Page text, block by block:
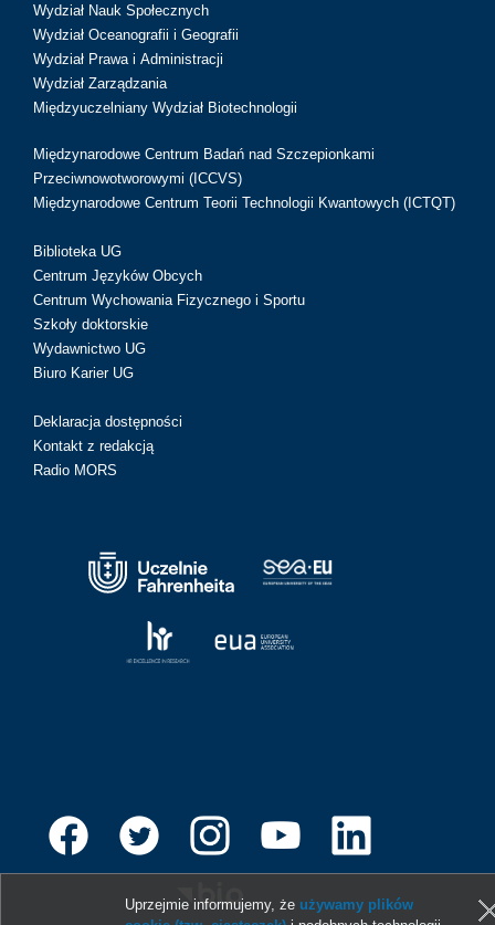
Wydział Nauk Społecznych
Wydział Oceanografii i Geografii
Wydział Prawa i Administracji
Wydział Zarządzania
Międzyuczelniany Wydział Biotechnologii
Międzynarodowe Centrum Badań nad Szczepionkami
Przeciwnowotworowymi (ICCVS)
Międzynarodowe Centrum Teorii Technologii Kwantowych (ICTQT)
Biblioteka UG
Centrum Języków Obcych
Centrum Wychowania Fizycznego i Sportu
Szkoły doktorskie
Wydawnictwo UG
Biuro Karier UG
Deklaracja dostępności
Kontakt z redakcją
Radio MORS
Uprzejmie informujemy, że używamy plików